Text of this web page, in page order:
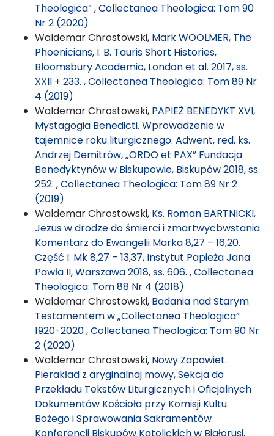
Theologica”,Collectanea Theologica: Tom 90
Nr 2 (2020)
Waldemar Chrostowski, Mark WOOLMER, The
Phoenicians, I. B. Tauris Short Histories,
Bloomsbury Academic, London et al. 2017, ss.
XXII + 233. ,Collectanea Theologica: Tom 89 Nr
4 (2019)
Waldemar Chrostowski, PAPIEŻ BENEDYKT XVI,
Mystagogia Benedicti. Wprowadzenie w
tajemnice roku liturgicznego. Adwent, red. ks.
Andrzej Demitrów, „ORDO et PAX” Fundacja
Benedyktynów w Biskupowie, Biskupów 2018, ss.
252. ,Collectanea Theologica: Tom 89 Nr 2
(2019)
Waldemar Chrostowski, Ks. Roman BARTNICKI,
Jezus w drodze do śmierci i zmartwycbwstania.
Komentarz do Ewangelii Marka 8,27 – 16,20.
Część I: Mk 8,27 – 13,37, Instytut Papieża Jana
Pawła II, Warszawa 2018, ss. 606. ,Collectanea
Theologica: Tom 88 Nr 4 (2018)
Waldemar Chrostowski, Badania nad Starym
Testamentem w „Collectanea Theologica”
1920-2020,Collectanea Theologica: Tom 90 Nr
2 (2020)
Waldemar Chrostowski, Nowy Zapawiet.
Pierakład z aryginalnaj mowy, Sekcja do
Przekładu Tekstów Liturgicznych i Oficjalnych
Dokumentów Kościoła przy Komisji Kultu
Bożego i Sprawowania Sakramentów